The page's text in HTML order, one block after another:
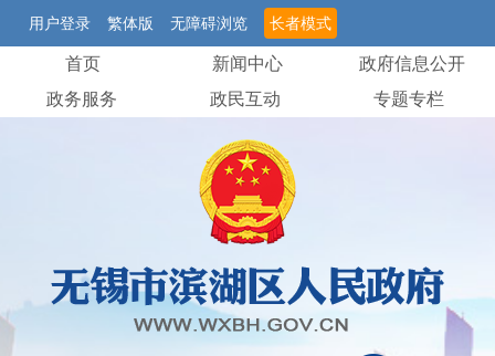
用户登录 繁体版 无障碍浏览 长者模式
首页 新闻中心
政府信息公开
政务服务
政民互动 专题专栏